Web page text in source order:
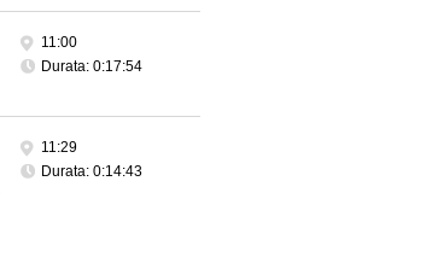
11:00
Durata: 0:17:54
11:29
Durata: 0:14:43